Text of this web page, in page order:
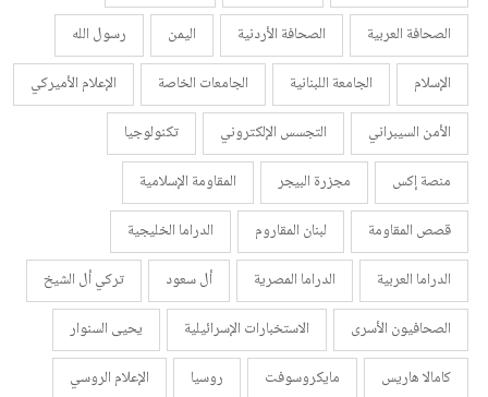
الصحافة العربية
الصحافة الأردنية اليمن
رسول الله
الإسلام
الجامعة اللبنانية الجامعات الخاصة
الإعلام الأميركي
الأمن السيبراني
التجسس الإلكتروني
تكنولوجيا
منصة إكس
مجزرة البيجر
المقاومة الإسلامية
قصص المقاومة
لبنان المقاروم
الدراما الخليجية
الدراما العربية
الدراما المصرية أل سعود
تركي أل الشيخ
الصحافيون الأسرى
الاستخبارات الإسرائيلية
يحيى السنوار
كامالا هاريس
مايكروسوفت روسيا
الإعلام الروسي